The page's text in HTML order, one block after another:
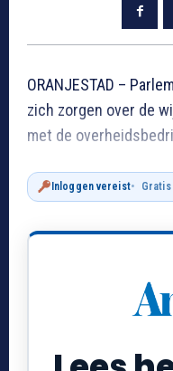
ORANJESTAD –
zich zorgen over de
met de
Inloggen vereist